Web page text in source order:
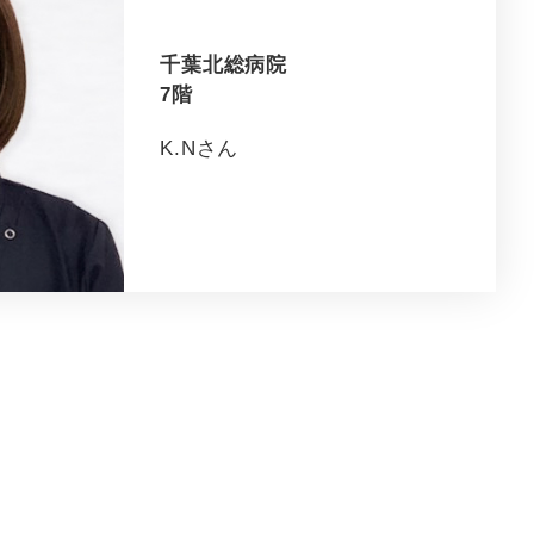
千葉北総病院
7階
K.Nさん